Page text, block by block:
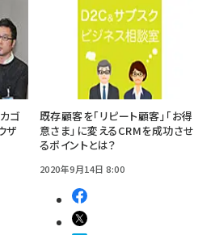
ゴ
ザ
既存顧客を「リピート顧客」「お得
意さま」に変えるCRMを成功させ
るポイントとは？
2020年9月14日 8:00